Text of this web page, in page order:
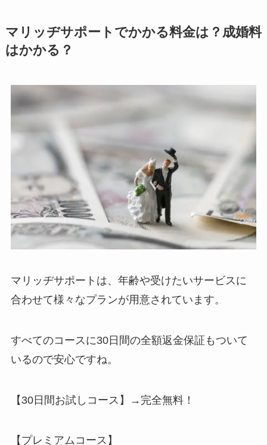
マリッヂサポートでかかる料金は？成婚料
はかかる？
マリッヂサポートは、年齢や受けたいサービスに
合わせて様々なプランが用意されています。
すべてのコースに30日間の全額返金保証もついて
いるので安心ですね。
【30日間お試しコース】→完全無料！
【プレミアムコース】